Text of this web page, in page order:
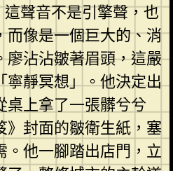
聲音不是引擎聲，也
而像是一個巨大的、消
廖沾沾皺著眉頭，這嚴
靜冥想」。他決定出
桌上拿了一張髒兮兮
》封面的皺衛生紙，塞
。他一腳踏出店門，立